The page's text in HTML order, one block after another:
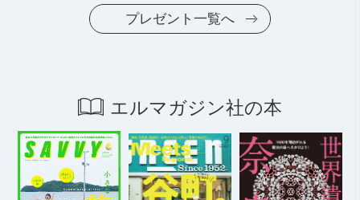
プレゼント一覧へ
エルマガジン社の本